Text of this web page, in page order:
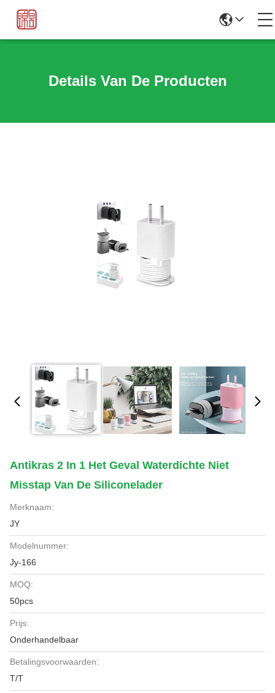
Details Van De Producten
Antikras 2 In 1 Het Geval Waterdichte Niet
Misstap Van De Siliconelader
Merknaam:
JY
Modelnummer:
Jy-166
MOQ:
50pcs
Prijs:
Onderhandelbaar
Betalingsvoorwaarden:
T/T